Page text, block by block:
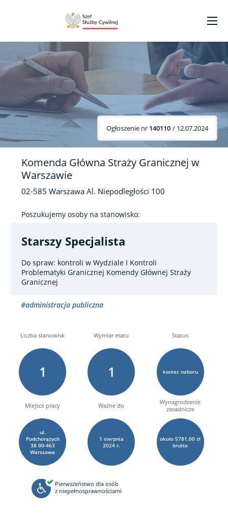
Ogłoszenie nr 140110 / 12.07.2024
Komenda Główna Straży Granicznej w
Warszawie
02-585 Warszawa Al. Niepodległości 100
Poszukujemy osoby na stanowisko:
Starszy Specjalista
Do spraw: kontroli w Wydziale I Kontroli
Problematyki Granicznej Komendy Głównej Straży
Granicznej
#administracja publiczna
Liczba stanowisk
1
Wymiar etatu
1
Status
koniec naboru
Miejsce pracy
ul.
Podchorążych
38 00-463
Warszawa
Ważne do
1 sierpnia
2024 r.
Wynagrodzenie
zasadnicze
około 5781,00 zł
brutto
Pierwszeństwo dla osób
z niepełnosprawnościami